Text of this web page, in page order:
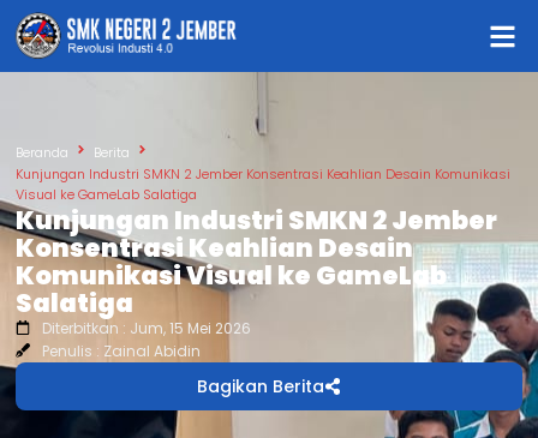
Beranda
Berita
Kunjungan Industri SMKN 2 Jember Konsentrasi Keahlian Desain Komunikasi
Visual ke GameLab Salatiga
Kunjungan Industri SMKN 2 Jember
Konsentrasi Keahlian Desain
Komunikasi Visual ke GameLab
Salatiga
Diterbitkan : Jum, 15 Mei 2026
Penulis : Zainal Abidin
Bagikan Berita